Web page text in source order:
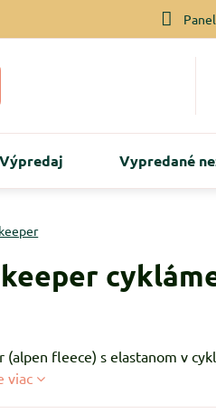
Výpredaj Vypredané
(alpen fleece) s elastanom v
viac